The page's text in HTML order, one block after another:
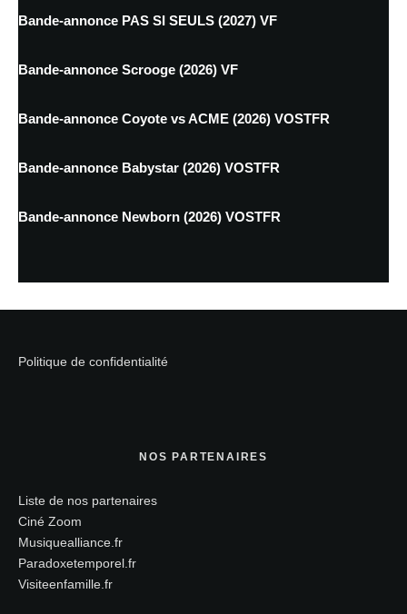
Bande-annonce PAS SI SEULS (2027) VF
Bande-annonce Scrooge (2026) VF
Bande-annonce Coyote vs ACME (2026) VOSTFR
Bande-annonce Babystar (2026) VOSTFR
Bande-annonce Newborn (2026) VOSTFR
Politique de confidentialité
NOS PARTENAIRES
Liste de nos partenaires
Ciné Zoom
Musiquealliance.fr
Paradoxetemporel.fr
Visiteenfamille.fr